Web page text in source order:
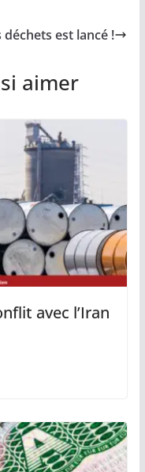
est lancé !
aimer
avec l’Iran